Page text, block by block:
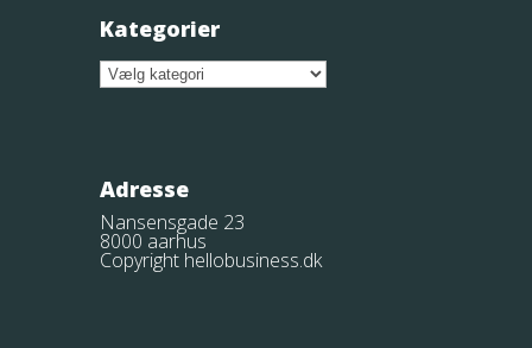
Kategorier
Kategorier
Adresse
Nansensgade 23
8000 aarhus
Copyright hellobusiness.dk